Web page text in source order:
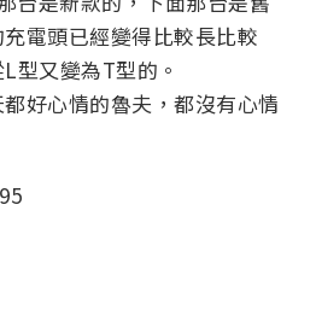
電頭已經變得比較長比較
型又變為T型的。
好心情的魯夫，都沒有心情